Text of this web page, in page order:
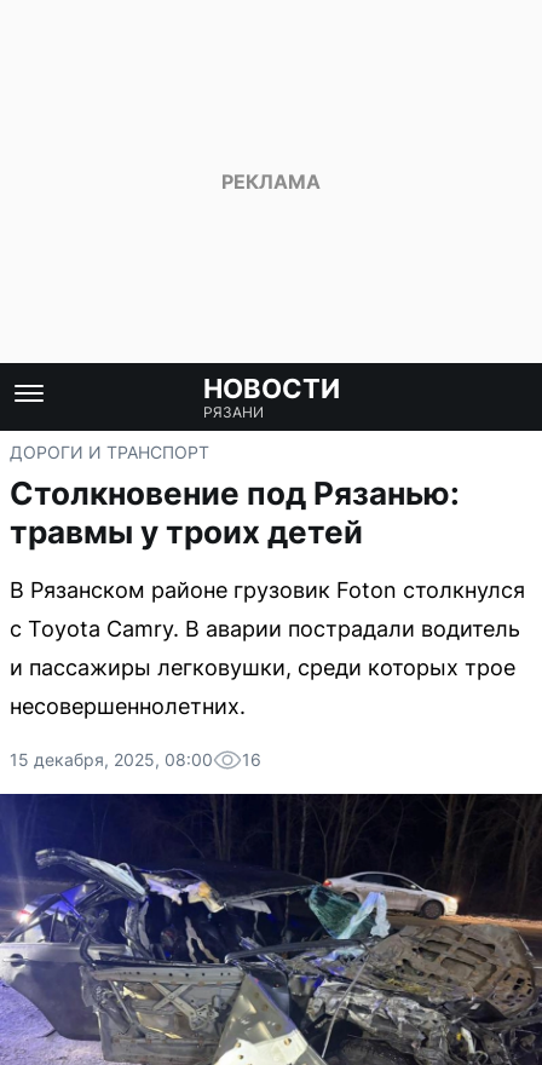
НОВОСТИ
РЯЗАНИ
ДОРОГИ И ТРАНСПОРТ
Столкновение под Рязанью:
травмы у троих детей
В Рязанском районе грузовик Foton столкнулся
с Toyota Camry. В аварии пострадали водитель
и пассажиры легковушки, среди которых трое
несовершеннолетних.
15 декабря, 2025, 08:00 16